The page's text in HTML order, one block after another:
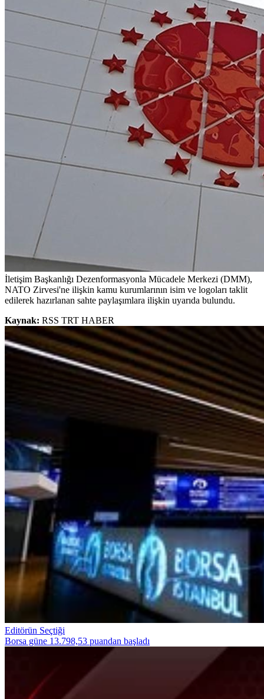
İletişim Başkanlığı Dezenformasyonla Mücadele Merkezi (DMM),
NATO Zirvesi'ne ilişkin kamu kurumlarının isim ve logoları taklit
edilerek hazırlanan sahte paylaşımlara ilişkin uyarıda bulundu.
Kaynak: RSS TRT HABER
Editörün Seçtiği
Borsa güne 13.798,53 puandan başladı